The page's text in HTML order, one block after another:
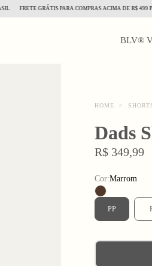
FRETE GRÁTIS PARA COMPRAS ACIMA DE R$ 499 PARA
BLV®
HOME >
Dads
R$ 349,99
Cor:Marrom
PP